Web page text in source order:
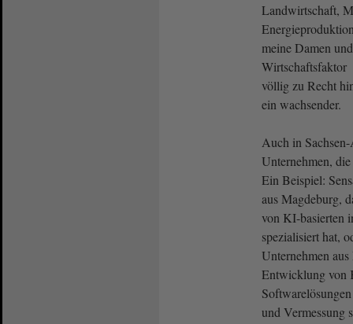
Landwirtschaft,
meine Damen
völlig zu Recht
ein wachsender.
Auch in
Unternehmen,
Ein Beispiel:
aus Magdeburg,
von KI-basierten
spezialisiert hat,
Unternehmen
Entwicklung von
und Vermessung